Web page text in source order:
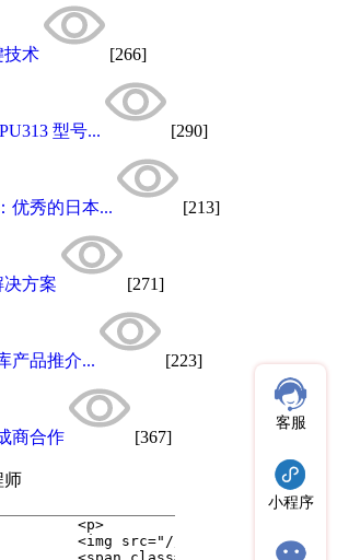
技术 [266]
型号... [290]
优秀的日本... [213]
方案 [271]
产品推介... [223]
商合作 [367]
师
客服
小程序